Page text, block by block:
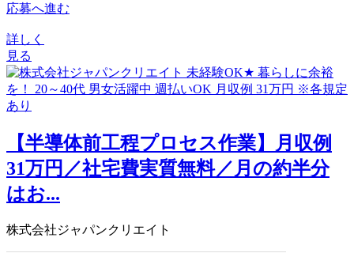
応募へ進む
詳しく
見る
【半導体前工程プロセス作業】月収例
31万円／社宅費実質無料／月の約半分
はお...
株式会社ジャパンクリエイト